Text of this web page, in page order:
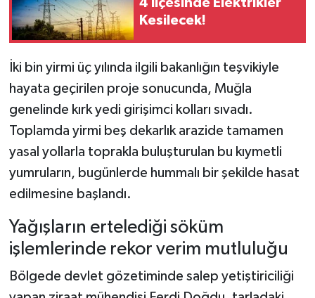
4 İlçesinde Elektrikler
Kesilecek!
İki bin yirmi üç yılında ilgili bakanlığın teşvikiyle
hayata geçirilen proje sonucunda, Muğla
genelinde kırk yedi girişimci kolları sıvadı.
Toplamda yirmi beş dekarlık arazide tamamen
yasal yollarla toprakla buluşturulan bu kıymetli
yumruların, bugünlerde hummalı bir şekilde hasat
edilmesine başlandı.
Yağışların ertelediği söküm
işlemlerinde rekor verim mutluluğu
Bölgede devlet gözetiminde salep yetiştiriciliği